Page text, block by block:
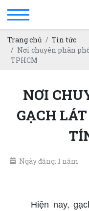
Trang chủ
Tin tức
Nơi chuyên phân
TPHCM
NƠI
GẠCH
Ngày đăng: 1 năm
Hiện nay, gạch